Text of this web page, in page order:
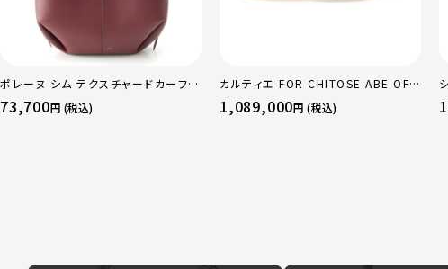
ポレーヌ シム テクスチャードカーフレ
ザー トートバッグ ダークチェリー レギ
ュラー
73,700円 (税込)
カルティエ FOR CHITOSE ABE OF
sacai サカイ 750 YG×PG×WG ト
リニティ リング 指輪 マルチカラー 50
1,089,000円 (税込)